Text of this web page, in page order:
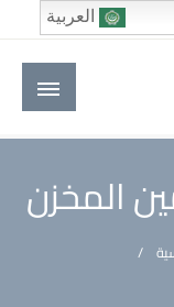
العربي
المخزن
العربية